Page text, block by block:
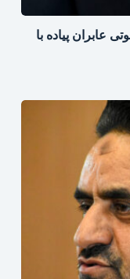
عابران پیاده با